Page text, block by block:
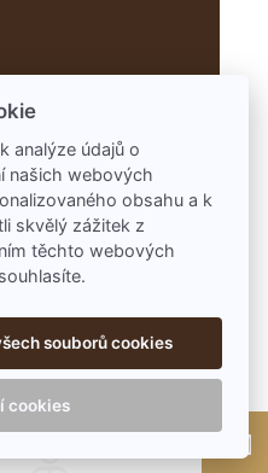
analýze údajů o
našich webových
obsahu a k
skvělý zážitek z
těchto webových
souborů cookies
cookies